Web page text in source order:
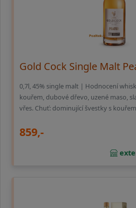
Gold Cock Single Malt
0,7l, 45% single malt | Hodnocení
kouřem, dubové dřevo, uzené maso,
vřes. Chuť: dominující švestky s
859,-